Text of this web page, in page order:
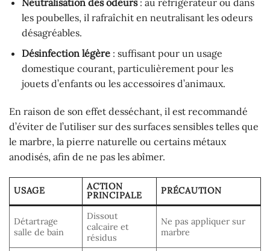
les poubelles, il rafraîchit en neutralisant les odeurs
désagréables.
Désinfection légère: suffisant pour un usage
domestique courant, particulièrement pour les
jouets d’enfants ou les accessoires d’animaux.
En raison de son effet desséchant, il est recommandé
d’éviter de l’utiliser sur des surfaces sensibles telles que
le marbre, la pierre naturelle ou certains métaux
anodisés, afin de ne pas les abîmer.
USAGE
ACTION
PRINCIPALE
PRÉCAUTION
Détartrage
salle de bain
Dissout
calcaire et
résidus
Ne pas appliquer sur
marbre